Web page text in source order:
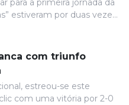
para a primeira jornada da
estiveram por duas vezes
à porta fechada no
com triunfo
estreou-se este
com uma vitória por 2-0